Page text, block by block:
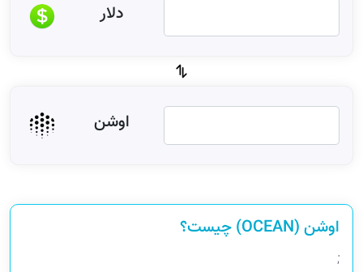
دلار
اوشن
اوشن (OCEAN) چیست؟
;